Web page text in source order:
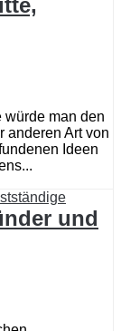
man den
anderen Art von
Ideen
und